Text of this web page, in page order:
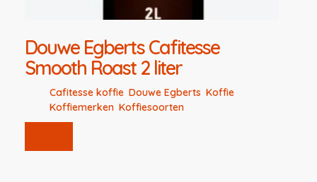
Douwe Egberts Cafitesse
Smooth Roast 2 liter
Cafitesse koffie Douwe Egberts Koffie
Koffiemerken Koffiesoorten